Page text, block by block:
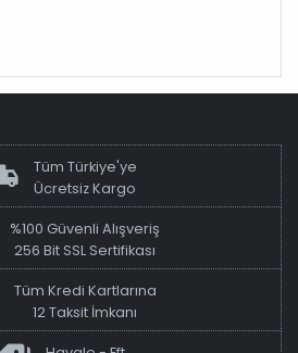
Tüm Türkiye'ye
Ücretsiz Kargo
%100 Güvenli Alışveriş
256 Bit SSL Sertifikası
Tüm Kredi Kartlarına
12 Taksit İmkanı